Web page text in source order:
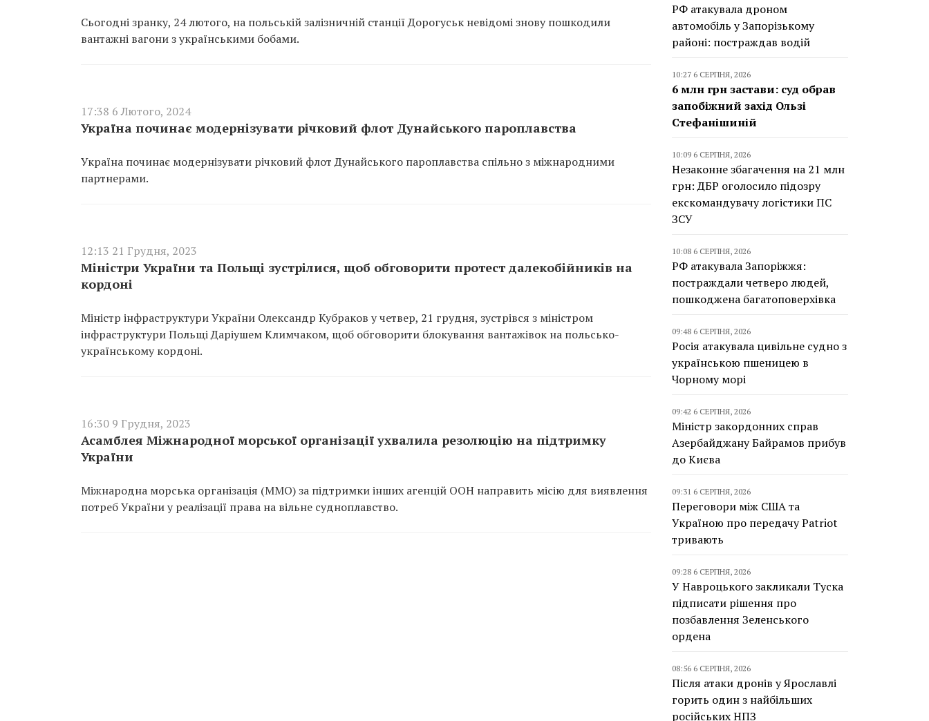
Сьогодні зранку, 24 лютого, на польській залізничній станції Дорогуськ невідомі знову пошкодили
вантажні вагони з українськими бобами.
17:38 6 Лютого, 2024
Україна починає модернізувати річковий флот Дунайського пароплавства
Україна починає модернізувати річковий флот Дунайського пароплавства спільно з міжнародними
партнерами.
12:13 21 Грудня, 2023
Міністри України та Польщі зустрілися, щоб обговорити протест далекобійників на
кордоні
Міністр інфраструктури України Олександр Кубраков у четвер, 21 грудня, зустрівся з міністром
інфраструктури Польщі Даріушем Климчаком, щоб обговорити блокування вантажівок на польсько-
українському кордоні.
16:30 9 Грудня, 2023
Асамблея Міжнародної морської організації ухвалила резолюцію на підтримку
України
Міжнародна морська організація (ММО) за підтримки інших агенцій ООН направить місію для виявлення
потреб України у реалізації права на вільне судноплавство.
РФ атакувала дроном
автомобіль у Запорізькому
районі: постраждав водій
10:27 6 СЕРПНЯ, 2026
6 млн грн застави: суд обрав
запобіжний захід Ользі
Стефанішиній
10:09 6 СЕРПНЯ, 2026
Незаконне збагачення на 21 млн
грн: ДБР оголосило підозру
екскомандувачу логістики ПС
ЗСУ
10:08 6 СЕРПНЯ, 2026
РФ атакувала Запоріжжя:
постраждали четверо людей,
пошкоджена багатоповерхівка
09:48 6 СЕРПНЯ, 2026
Росія атакувала цивільне судно з
українською пшеницею в
Чорному морі
09:42 6 СЕРПНЯ, 2026
Міністр закордонних справ
Азербайджану Байрамов прибув
до Києва
09:31 6 СЕРПНЯ, 2026
Переговори між США та
Україною про передачу Patriot
тривають
09:28 6 СЕРПНЯ, 2026
У Навроцького закликали Туска
підписати рішення про
позбавлення Зеленського
ордена
08:56 6 СЕРПНЯ, 2026
Після атаки дронів у Ярославлі
горить один з найбільших
російських НПЗ